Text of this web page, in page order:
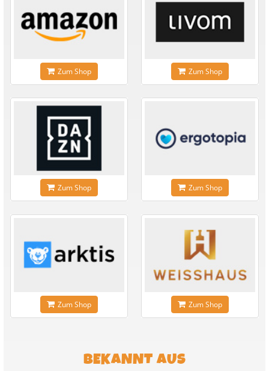
Zum Shop Zum Shop
Zum Shop Zum Shop
Zum Shop Zum Shop
BEKANNT AUS